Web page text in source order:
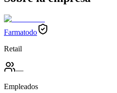
Farmatodo
Retail
—
Empleados